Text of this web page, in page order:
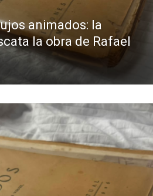
animados: la
la obra de Rafael